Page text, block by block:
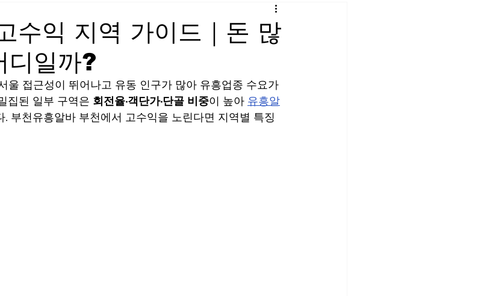
알바 장기알바
스웨디시구인 마사지구인 마사지알바 홍대스웨디시
수익 지역 가이드｜돈 많
디일까?
울 접근성이 뛰어나고 유동 인구가 많아 유흥업종 수요가
집된 일부 구역은 회전율·객단가·단골 비중이 높아 유흥알
부천유흥알바 부천에서 고수익을 노린다면 지역별 특징